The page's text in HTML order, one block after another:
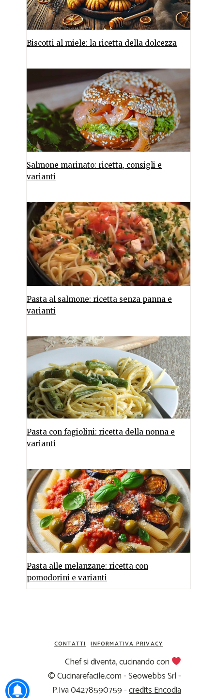
Biscotti al miele: la ricetta della dolcezza
Salmone marinato: ricetta, consigli e
varianti
Pasta al salmone: ricetta senza panna e
varianti
Pasta con fagiolini: ricetta della nonna e
varianti
Pasta alle melanzane: ricetta con
pomodorini e varianti
CONTATTI INFORMATIVA PRIVACY
Chef si diventa, cucinando con
© Cucinarefacile.com - Seowebbs Srl -
P.Iva 04278590759 -credits Encodia